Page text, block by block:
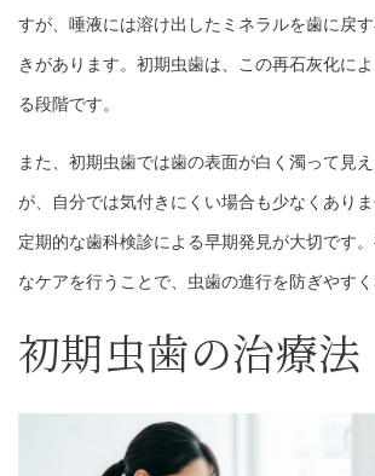
すが、唾液には溶け出したミネラルを歯に戻
きがあります。初期虫歯は、この再石灰化に
る段階です。
また、初期虫歯では歯の表面が白く濁って見
が、自分では気付きにくい場合も少なくありま
定期的な歯科検診による早期発見が大切です
なケアを行うことで、虫歯の進行を防ぎやすく
初期虫歯の治療法